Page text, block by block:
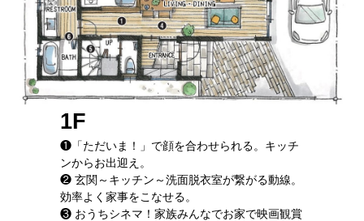
1F
❶「ただいま！」で顔を合わせられる。キッチ
ンからお出迎え。
❷ 玄関～キッチン～洗面脱衣室が繋がる動線。
効率よく家事をこなせる。
❸ おうちシネマ！家族みんなでお家で映画観賞